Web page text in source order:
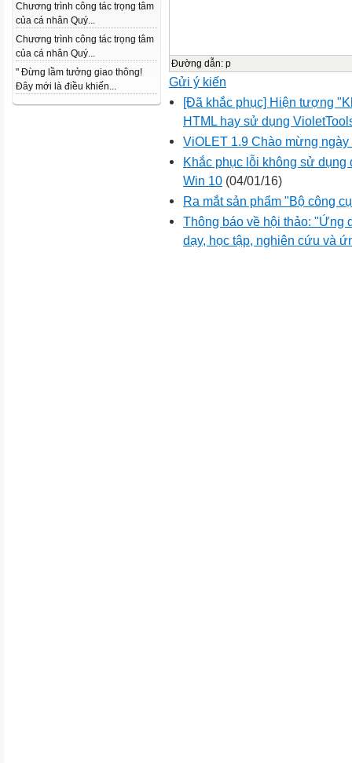
Chương trình công tác trọng tâm
của cá nhân Quý...
Chương trình công tác trọng tâm
của cá nhân Quý...
" Đừng lầm tưởng giao thông!
Đây mới là điều khiến...
Đường dẫn: p
Gửi ý kiến
[Đã khắc phục] Hiện tượng
HTML hay sử dụng
ViOLET 1.9 Chào mừng
Khắc phục lỗi không sử
Win 10 (04/01/16)
Ra mắt sản phẩm "Bộ công
Thông báo về hội thảo: "Ứng
dạy, học tập, nghiên cứu và